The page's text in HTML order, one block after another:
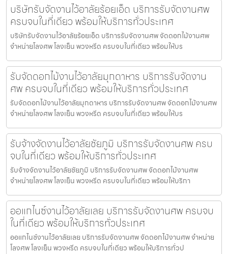
บริษัทรับจัดงานไว้อาลัยร้อยเอ็ด บริการรับจัดงานศพ
ครบจบในที่เดียว พร้อมให้บริการทั่วประเทศ
บริษัทรับจัดงานไว้อาลัยร้อยเอ็ด บริการรับจัดงานศพ จัดดอกไม้งานศพ
จำหน่ายโลงศพ โลงเย็น พวงหรีด ครบจบในที่เดียว พร้อมให้บร
รับจัดดอกไม้งานไว้อาลัยมุกดาหาร บริการรับจัดงาน
ศพ ครบจบในที่เดียว พร้อมให้บริการทั่วประเทศ
รับจัดดอกไม้งานไว้อาลัยมุกดาหาร บริการรับจัดงานศพ จัดดอกไม้งานศพ
จำหน่ายโลงศพ โลงเย็น พวงหรีด ครบจบในที่เดียว พร้อมให้บร
รับจ้างจัดงานไว้อาลัยชัยภูมิ บริการรับจัดงานศพ ครบ
จบในที่เดียว พร้อมให้บริการทั่วประเทศ
รับจ้างจัดงานไว้อาลัยชัยภูมิ บริการรับจัดงานศพ จัดดอกไม้งานศพ
จำหน่ายโลงศพ โลงเย็น พวงหรีด ครบจบในที่เดียว พร้อมให้บริกา
ออแกไนซ์งานไว้อาลัยเลย บริการรับจัดงานศพ ครบจบ
ในที่เดียว พร้อมให้บริการทั่วประเทศ
ออแกไนซ์งานไว้อาลัยเลย บริการรับจัดงานศพ จัดดอกไม้งานศพ จำหน่าย
โลงศพ โลงเย็น พวงหรีด ครบจบในที่เดียว พร้อมให้บริการทั่วป